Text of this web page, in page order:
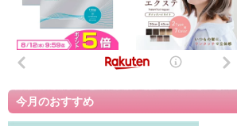
今月のおすすめ